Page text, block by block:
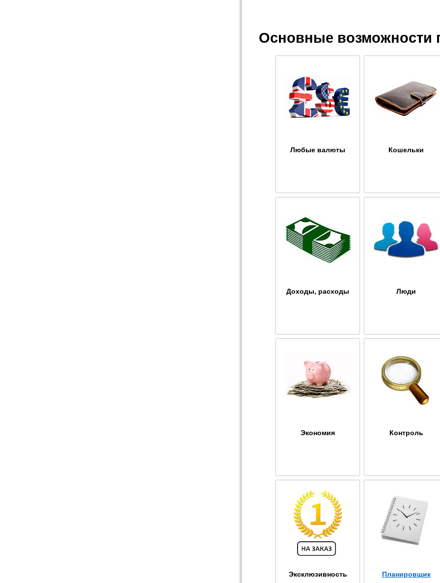
Основные возможности
Любые валюты Кошельки
Доходы, расходы Люди
Экономия Контроль
Эксклюзивность Планировщик